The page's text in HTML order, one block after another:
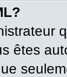
êtes